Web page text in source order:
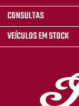
CONSULTAS
VEÍCULOS EM STOCK